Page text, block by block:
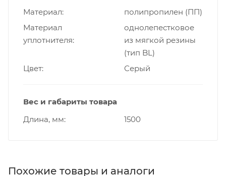
Материал
полипропилен (ПП)
Материал
уплотнителя
однолепестковое
из мягкой резины
(тип BL)
Цвет
Серый
Вес и габариты товара
Длина, мм
1500
Похожие товары и аналоги